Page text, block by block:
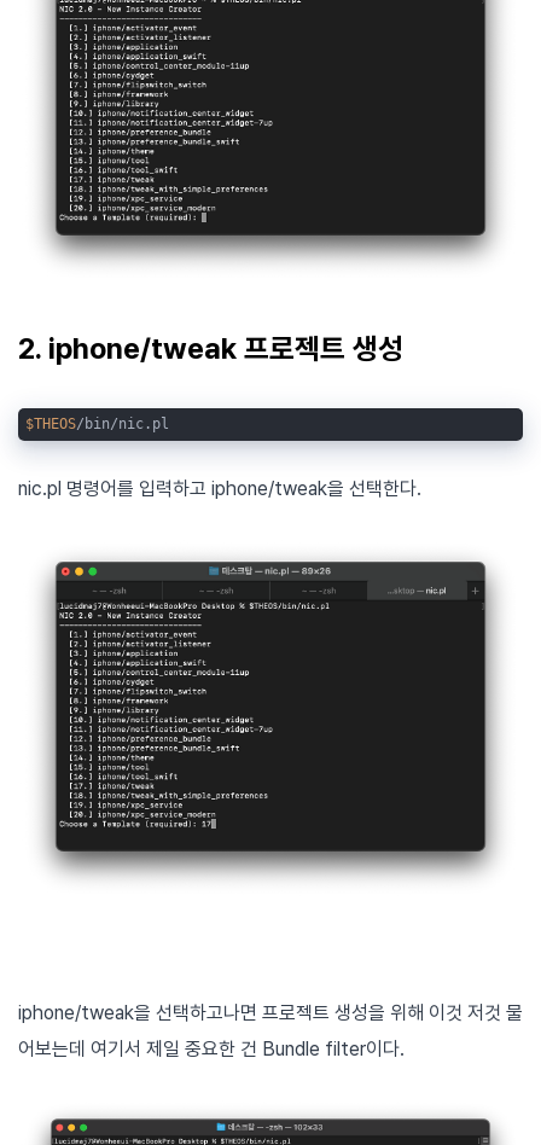
2. iphone/tweak 프로젝트 생성
$THEOS/bin/nic.pl
nic.pl 명령어를 입력하고 iphone/tweak을 선택한다.
iphone/tweak을 선택하고나면 프로젝트 생성을 위해 이것 저것 물
어보는데 여기서 제일 중요한 건 Bundle filter이다.